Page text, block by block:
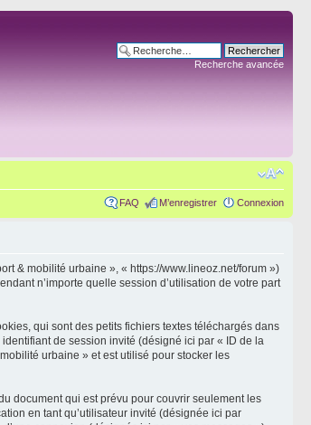
Recherche avancée
FAQ M’enregistrer Connexion
& mobilité urbaine », « https://www.lineoz.net/forum »)
n’importe quelle session d’utilisation de votre part
qui sont des petits fichiers textes téléchargés dans
de session invité (désigné ici par « ID de la
urbaine » et est utilisé pour stocker les
document qui est prévu pour couvrir seulement les
en tant qu’utilisateur invité (désignée ici par